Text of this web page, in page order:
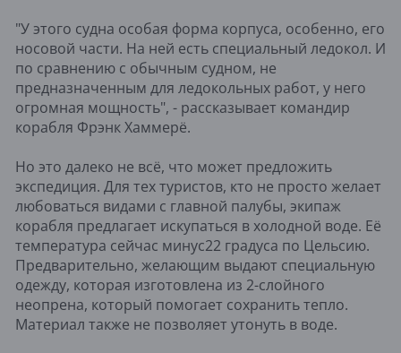
"У этого судна особая форма корпуса, особенно, его
носовой части. На ней есть специальный ледокол. И
по сравнению с обычным судном, не
предназначенным для ледокольных работ, у него
огромная мощность", - рассказывает командир
корабля Фрэнк Хаммерё.
Но это далеко не всё, что может предложить
экспедиция. Для тех туристов, кто не просто желает
любоваться видами с главной палубы, экипаж
корабля предлагает искупаться в холодной воде. Её
температура сейчас минус22 градуса по Цельсию.
Предварительно, желающим выдают специальную
одежду, которая изготовлена из 2-слойного
неопрена, который помогает сохранить тепло.
Материал также не позволяет утонуть в воде.